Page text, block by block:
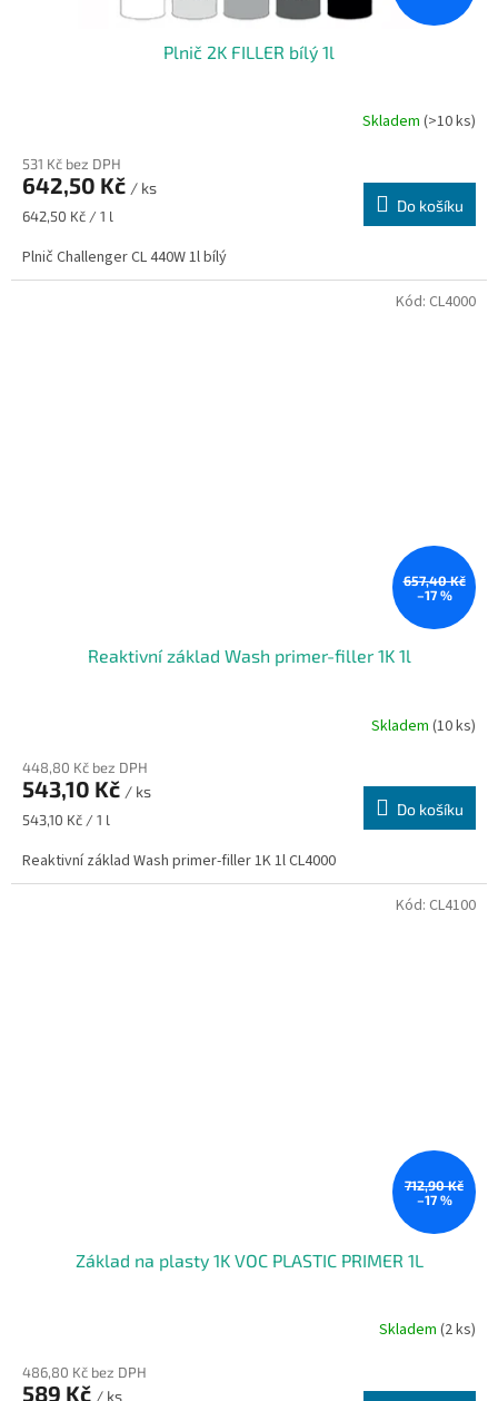
Plnič 2K FILLER bílý 1l
Skladem (>10 ks)
531 Kč bez DPH
642,50 Kč / ks
Měrná
642,50 Kč / 1 l
Do košíku
Plnič Challenger CL 440W 1l bílý
657,40 Kč
–17 %
Reaktivní základ Wash primer-filler 1K 1l
Skladem (10 ks)
448,80 Kč bez DPH
543,10 Kč / ks
Měrná
543,10 Kč / 1 l
Do košíku
Reaktivní základ Wash primer-filler 1K 1l CL4000
Kód: CL4000
712,90 Kč
–17 %
Základ na plasty 1K VOC PLASTIC PRIMER 1L
Skladem (2 ks)
486,80 Kč bez DPH
589 Kč / ks
Kód: CL4100